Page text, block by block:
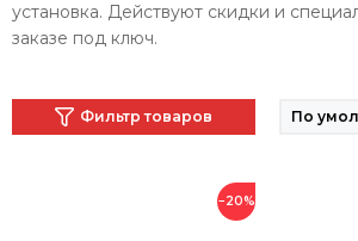
установка. Действуют скидки и
заказе под ключ.
Фильтр товаров
−20%